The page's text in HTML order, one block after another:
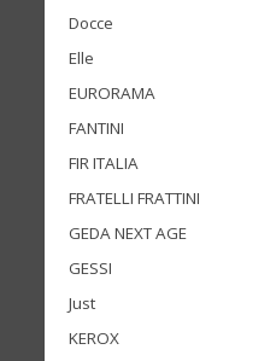
Docce
Elle
EURORAMA
FANTINI
FIR ITALIA
FRATELLI FRATTINI
GEDA NEXT AGE
GESSI
Just
KEROX